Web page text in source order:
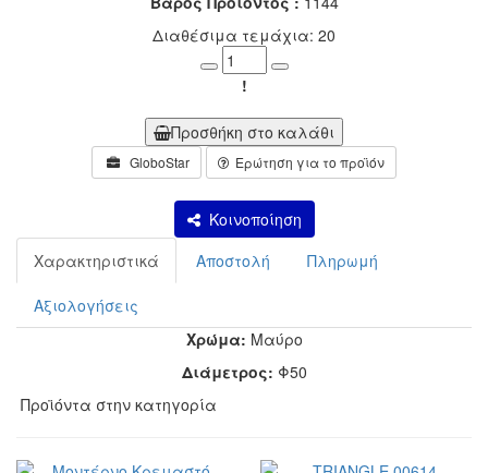
Διαθέσιμα τεμάχια: 20
Minus
Plus
!
Προσθήκη στο καλάθι
GloboStar Ερώτηση για το προϊόν
Κοινοποίηση
Χαρακτηριστικά
Αποστολή Πληρωμή
Αξιολογήσεις
Χρώμα: Μαύρο
Διάμετρος: Φ50
Προϊόντα στην κατηγορία